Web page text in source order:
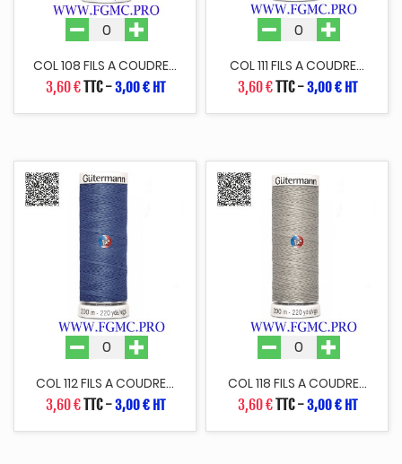
COL 108 FILS A COUDRE...
3,60 €TTC-3,00 € HT
COL 111 FILS A COUDRE...
3,60 €TTC-3,00 € HT
COL 112 FILS A COUDRE...
3,60 €TTC-3,00 € HT
COL 118 FILS A COUDRE...
3,60 €TTC-3,00 € HT